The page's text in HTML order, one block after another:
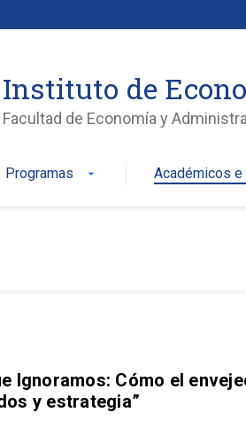
Instituto de
Facultad de Economía y
Programas arrow_drop_down Académicos
Ignoramos: Cómo el
y estrategia”